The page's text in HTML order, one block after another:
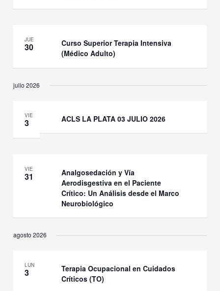
JUE
30
Curso Superior Terapia Intensiva
(Médico Adulto)
julio 2026
VIE
3 ACLS LA PLATA 03 JULIO 2026
VIE
31
Analgosedación y Vía
Aerodisgestiva en el Paciente
Crítico: Un Análisis desde el Marco
Neurobiológico
agosto 2026
LUN
3
Terapia Ocupacional en Cuidados
Críticos (TO)